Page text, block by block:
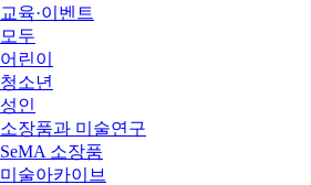
교육·이벤트
모두
어린이
청소년
성인
소장품과 미술연구
SeMA 소장품
미술아카이브